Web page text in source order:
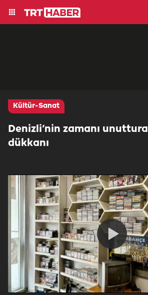
Kültür-Sanat
Denizli’nin zamanı
dükkanı
Play
Video